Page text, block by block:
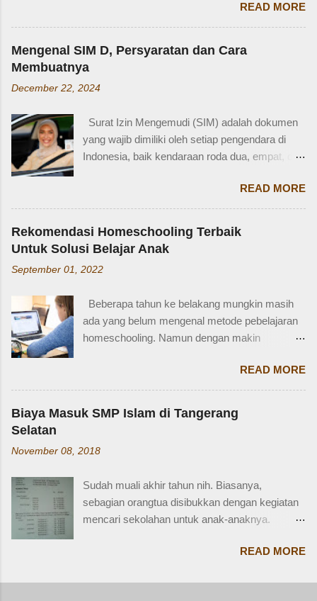
Zaidan duduk di bangku TK, saya sudah tidak
bekerja di luar rumah. Meniggalkan anak usia
segitu, sendiri di rumah, tentu saja saya terkejut.
Memang beli sayur tak lama, 5 atau 10 menit
mungkin selesai kalau tidak antri. Tapi,
orang yang punya kese...
bahasa Inggris? Salah satu contoh yang
menarik adalah bahasa Inggris sepupu
perempuan . Banyak orang mungkin tahu kata
"cousin", tapi tahukah kamu bahwa sepupu
female cousin? Memahami kosakata keluarga
percakapan santai, tetapi juga saat menulis,
traveling, bahkan dalam lingkungan kerja
internasional. Mengenal istilah keluarga akan
memperkenalkan diri atau menceritakan silsilah
keluarga. Contohnya, dalam bahasa Inggris:
Ayah = Father Ibu = Mother Kakak laki-laki =
Older brother Adik perempuan = Younger sister
Paman = Uncle Bibi = Aunt Sepupu perempuan
Seringkali, kita hanya menggunakan "cousin"
tanpa membed...
READ MORE
Mengenal SIM D, Persyaratan dan Cara
Membuatnya
December 22, 2024
Surat Izin Mengemudi (SIM) adalah dokumen
yang wajib dimiliki oleh setiap pengendara di
Indonesia, baik kendaraan roda dua, empat, dan
salah satunya adalah SIM D. Karena tidak
terlalu populer, banyak yang bertanya SIM D
untuk pengendara apa ya? Mengenal SIM D,
Persayaratan dan Cara Membuatnya
Berdasarkan webstite resmi humas.polri.go.id,
SIM D khusus dibuat untuk pengendara dengan
Disabiltas juga adalah manusia biasa yang
berhak berkendara untuk melakukan
aktifitasnya seperti mencari nafkah, menuntut
memfasilitasi dengan SIM khusus sesuai
dengan yang dibutuhkan. SIM D yang berlaku di
Indonesia dibagi menjadi dua macam yaitu SIM
SIM C, dan SIM D1 untuk pengendara mobil
dengan Perpol Nomor 5 Tahun 2021 mengenai
jenis SIM D yang belaku di Indonesia....
READ MORE
Rekomendasi Homeschooling Terbaik
Untuk Solusi Belajar Anak
September 01, 2022
Beberapa tahun ke belakang mungkin masih
ada yang belum mengenal metode pebelajaran
homeschooling. Namun dengan makin
ini, homeschooling jadi makin dikenal dan
bahkan diminati. Homeschooling merupakan
salah satu metode belajar yang sudah mulai tak
asing sekarang dan menjadi pilihan sebagian
Homeschooling adalah model pendidikan
punya tugas dan tanggung jawab penting
sebagai pengawas dan pemberi materi untuk
anak sesuai denagn minat, potensi dan bakat
kelebihan dibanding sekolah konvensional dan
READ MORE
Biaya Masuk SMP Islam di Tangerang
Selatan
November 08, 2018
Sudah muali akhir tahun nih. Biasanya,
sebagian orangtua disibukkan dengan kegiatan
mencari sekolahan untuk anak-anaknya.
swasta, sudah mulai membuka pendaftaran di
READ MORE